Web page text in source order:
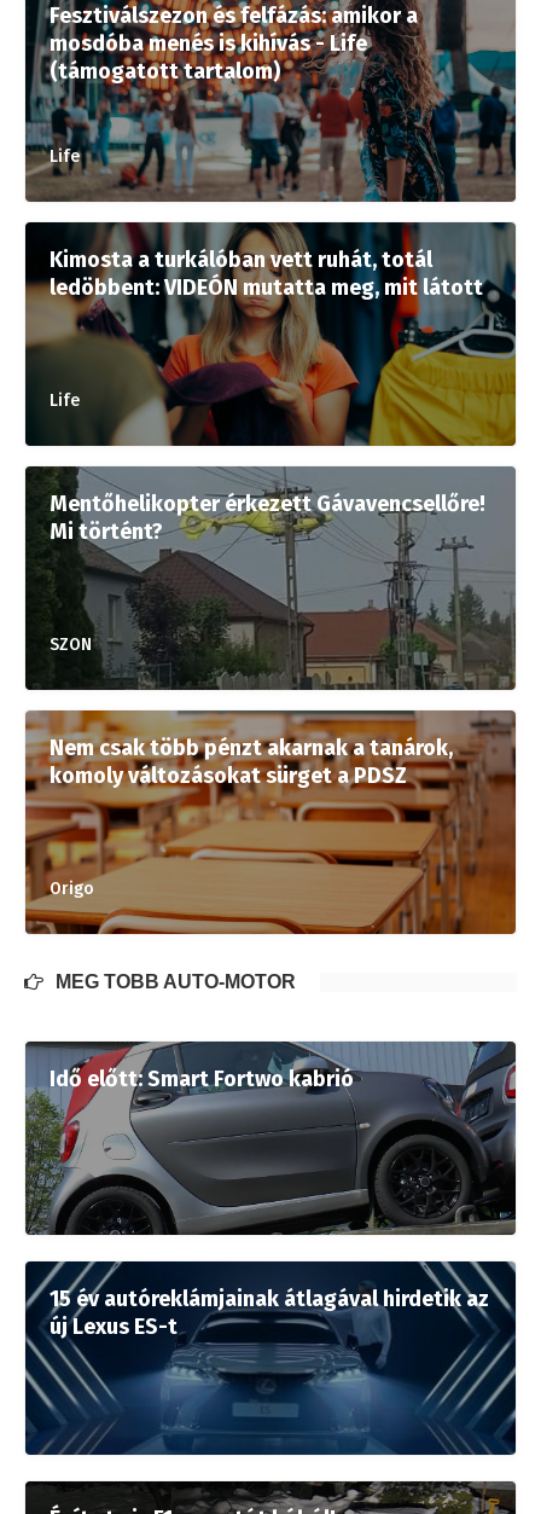
Fesztiválszezon és felfázás: amikor a
mosdóba menés is kihívás - Life
(támogatott tartalom)
Life
Kimosta a turkálóban vett ruhát, totál
ledöbbent: VIDEÓN mutatta meg, mit látott
Life
Mentőhelikopter érkezett Gávavencsellőre!
Mi történt?
SZON
Nem csak több pénzt akarnak a tanárok,
komoly változásokat sürget a PDSZ
Origo
MÉG TÖBB AUTÓ-MOTOR
Idő előtt: Smart Fortwo kabrió
15 év autóreklámjainak átlagával hirdetik az
új Lexus ES-t